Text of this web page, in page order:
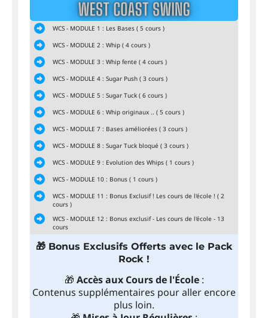
WCS - MODULE 1 : Les Bases ( 5 cours )
WCS - MODULE 2 : Whip ( 4 cours )
WCS - MODULE 3 : Whip fente ( 4 cours )
WCS - MODULE 4 : Sugar Push ( 3 cours )
WCS - MODULE 5 : Sugar Tuck ( 6 cours )
WCS - MODULE 6 : Whip originaux .. ( 5 cours )
WCS - MODULE 7 : Bases améliorées ( 3 cours )
WCS - MODULE 8 : Sugar Tuck bloqué ( 3 cours )
WCS - MODULE 9 : Evolution des Whips ( 1 cours )
WCS - MODULE 10 : Bonus ( 1 cours )
WCS - MODULE 11 : Bonus Exclusif ! Les cours de l'école ! ( 2
cours )
WCS - MODULE 12 : Bonus exclusif - Les cours de l'école - 13
cours
🎁 Bonus Exclusifs Offerts avec le Pack
Rock !
🎁 Accès aux Cours de l'École:
Contenus supplémentaires pour aller encore
plus loin.